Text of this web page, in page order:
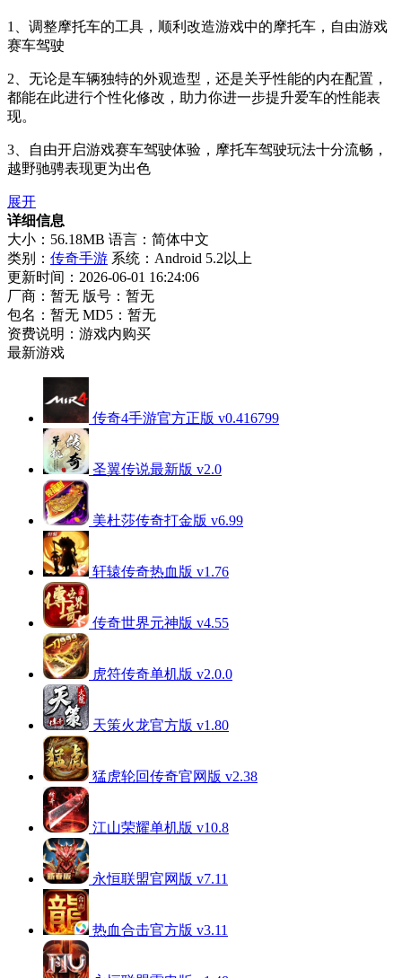
1、调整摩托车的工具，顺利改造游戏中的摩托车，自由游戏
赛车驾驶
2、无论是车辆独特的外观造型，还是关乎性能的内在配置，
都能在此进行个性化修改，助力你进一步提升爱车的性能表
现。
3、自由开启游戏赛车驾驶体验，摩托车驾驶玩法十分流畅，
越野驰骋表现更为出色
展开
详细信息
大小：56.18MB 语言：简体中文
类别： 传奇手游 系统：Android 5.2以上
更新时间：2026-06-01 16:24:06
厂商：暂无 版号：暂无
包名：暂无 MD5：暂无
资费说明：游戏内购买
最新游戏
传奇4手游官方正版 v0.416799
圣翼传说最新版 v2.0
美杜莎传奇打金版 v6.99
轩辕传奇热血版 v1.76
传奇世界元神版 v4.55
虎符传奇单机版 v2.0.0
天策火龙官方版 v1.80
猛虎轮回传奇官网版 v2.38
江山荣耀单机版 v10.8
永恒联盟官网版 v7.11
热血合击官方版 v3.11